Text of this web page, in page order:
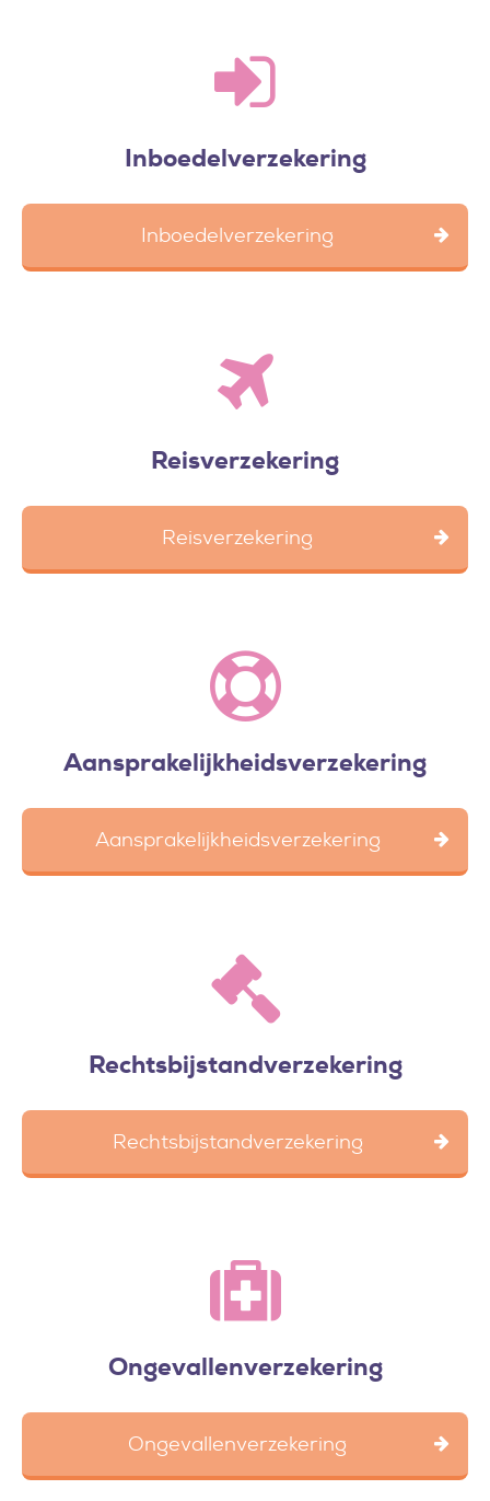
Inboedelverzekering
Inboedelverzekering
Reisverzekering
Reisverzekering
Aansprakelijkheidsverzekering
Aansprakelijkheidsverzekering
Rechtsbijstandverzekering
Rechtsbijstandverzekering
Ongevallenverzekering
Ongevallenverzekering